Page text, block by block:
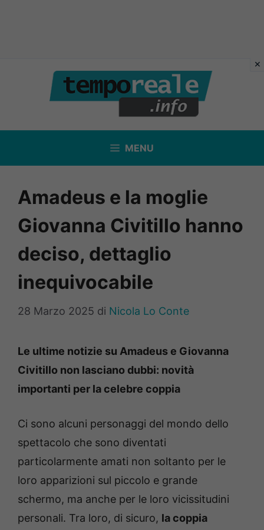
contenuto
MENU
Amadeus e la moglie
Giovanna Civitillo hanno
deciso, dettaglio
inequivocabile
28 Marzo 2025 di Nicola Lo Conte
Le ultime notizie su Amadeus e Giovanna
Civitillo non lasciano dubbi: novità
importanti per la celebre coppia
Ci sono alcuni personaggi del mondo dello
spettacolo che sono diventati
particolarmente amati non soltanto per le
loro apparizioni sul piccolo e grande
schermo, ma anche per le loro vicissitudini
personali. Tra loro, di sicuro, la coppia